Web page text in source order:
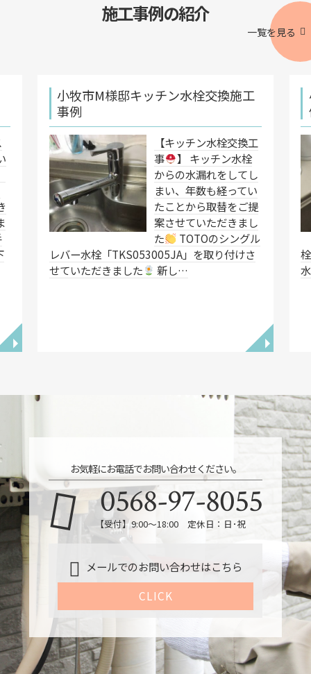
施工事例の紹介
一覧を見る
◥
小牧市M様邸キッチン水栓交換施工
事例
【キッチン水栓交換工
事
】 キッチン水栓
からの水漏れをしてし
まい、年数も経ってい
たことから取替をご提
案させていただきまし
た
TOTOのシングル
レバー水栓「TKS053005JA」を取り付けさ
せていただきました
新し…
◥
お気軽にお電話でお問い合わせください。
0568-97-8055
【受付】9:00～18:00 定休日：日･祝
メールでのお問い合わせはこちら
CLICK